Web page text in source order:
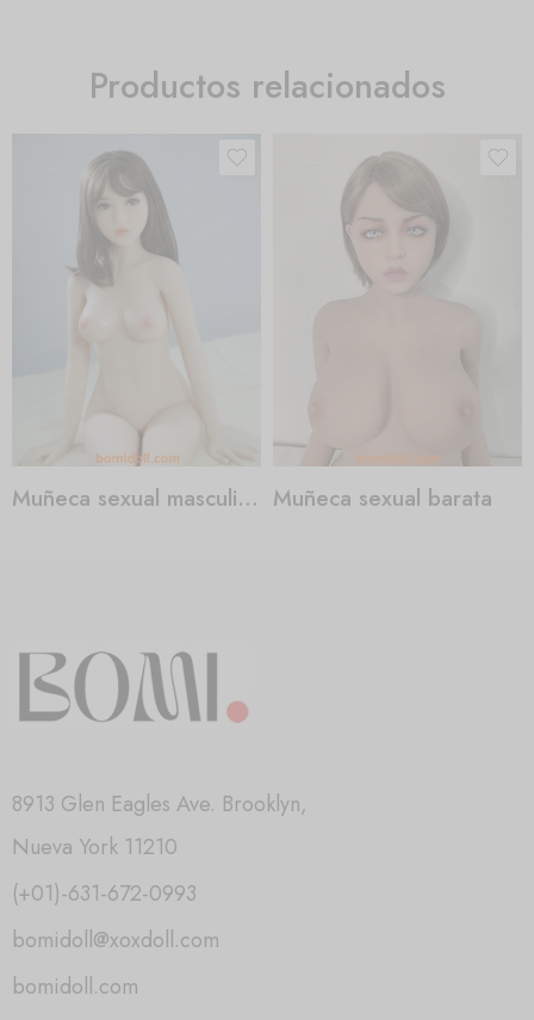
Productos relacionados
Muñeca sexual masculina para mujeres Muñeca sexual barata
8913 Glen Eagles Ave. Brooklyn,
Nueva York 11210
(+01)-631-672-0993
bomidoll@xoxdoll.com
bomidoll.com